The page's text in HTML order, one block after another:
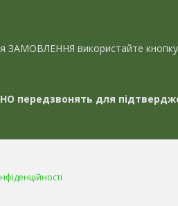
ЗАМОВЛЕННЯ використайте
передзвонять для